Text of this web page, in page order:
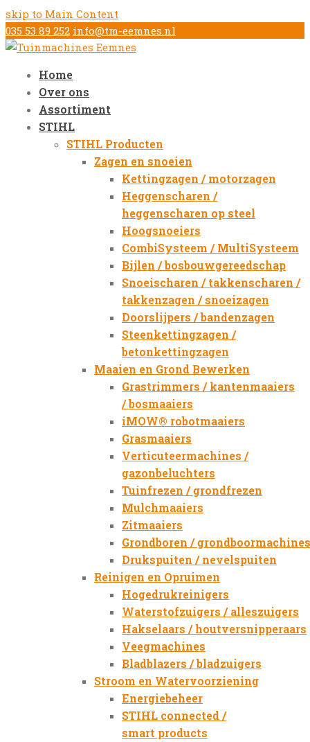
skip to Main Content
035 53 89 252 info@tm-eemnes.nl
Home
Over ons
Assortiment
STIHL
STIHL Producten
Zagen en snoeien
Kettingzagen / motorzagen
Heggenscharen /
heggenscharen op steel
Hoogsnoeiers
CombiSysteem / MultiSysteem
Bijlen / bosbouwgereedschap
Snoeischaren / takkenscharen /
takkenzagen / snoeizagen
Doorslijpers / bandenzagen
Steenkettingzagen /
betonkettingzagen
Maaien en Grond Bewerken
Grastrimmers / kantenmaaiers
/ bosmaaiers
iMOW® robotmaaiers
Grasmaaiers
Verticuteermachines /
gazonbeluchters
Tuinfrezen / grondfrezen
Mulchmaaiers
Zitmaaiers
Grondboren / grondboormachines
Drukspuiten / nevelspuiten
Reinigen en Opruimen
Hogedrukreinigers
Waterstofzuigers / alleszuigers
Hakselaars / houtversnipperaars
Veegmachines
Bladblazers / bladzuigers
Stroom en Watervoorziening
Energiebeheer
STIHL connected /
smart products